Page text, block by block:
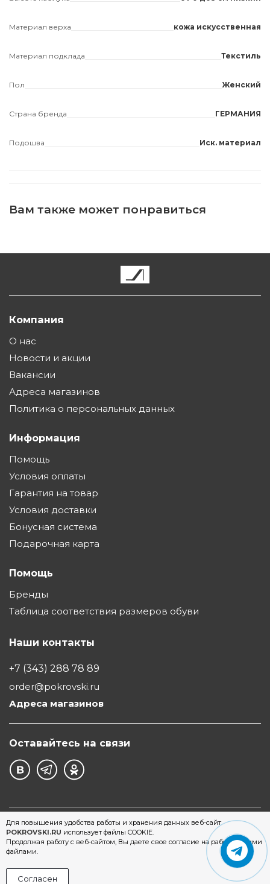
Для повышения удобства работы и хранения данных веб-сайт
POKROVSKI.RU использует файлы COOKIE.
Продолжая работу с веб-сайтом, Вы даете свое согласие на работу с этими
файлами.
Согласен
Материал верха кожа искусственная
Материал подклада Текстиль
Пол Женский
Страна бренда ГЕРМАНИЯ
Подошва Иск. материал
Вам также может понравиться
Компания
О нас
Новости и акции
Вакансии
Адреса магазинов
Политика о персональных данных
Информация
Помощь
Условия оплаты
Гарантия на товар
Условия доставки
Бонусная система
Подарочная карта
Помощь
Бренды
Таблица соответствия размеров обуви
Наши контакты
+7 (343) 288 78 89
order@pokrovski.ru
Адреса магазинов
Оставайтесь на связи
©1997 - 2026 Обувной Дом "Покровский" - сеть
магазинов обуви в Екатеринбурге